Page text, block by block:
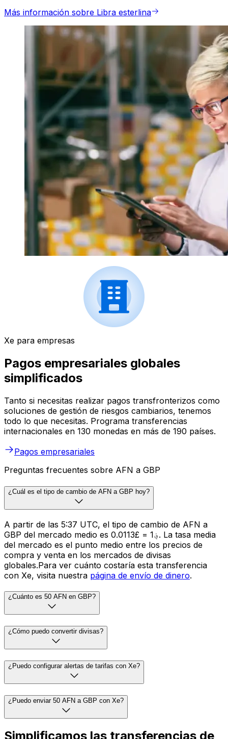
Más información sobre Libra esterlina
Xe para empresas
Pagos empresariales globales
simplificados
Tanto si necesitas realizar pagos transfronterizos como
soluciones de gestión de riesgos cambiarios, tenemos
todo lo que necesitas. Programa transferencias
internacionales en 130 monedas en más de 190 países.
Pagos empresariales
Preguntas frecuentes sobre AFN a GBP
¿Cuál es el tipo de cambio de AFN a GBP hoy?
A partir de las 5:37 UTC, el tipo de cambio de AFN a
GBP del mercado medio es ؋1 = £0.0113. La tasa media
del mercado es el punto medio entre los precios de
compra y venta en los mercados de divisas
globales.Para ver cuánto costaría esta transferencia
con Xe, visita nuestra página de envío de dinero.
¿Cuánto es 50 AFN en GBP?
¿Cómo puedo convertir divisas?
¿Puedo configurar alertas de tarifas con Xe?
¿Puedo enviar 50 AFN a GBP con Xe?
Simplificamos las transferencias de